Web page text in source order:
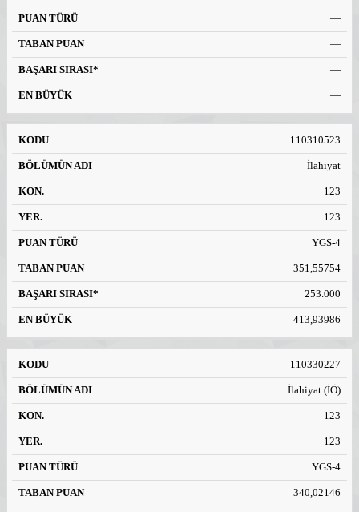
—
—
—
—
110310523
İlahiyat
123
123
YGS-4
351,55754
253.000
413,93986
110330227
İlahiyat (İÖ)
123
123
YGS-4
340,02146